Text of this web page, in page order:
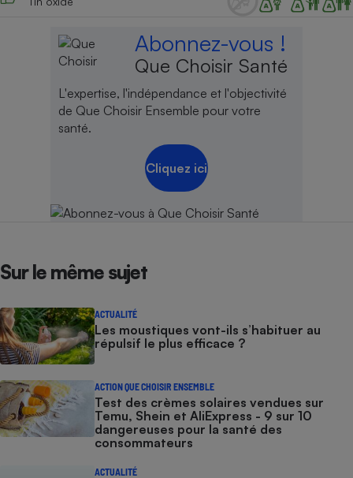
Abonnez-vous !
Que Choisir Santé
L'expertise, l'indépendance et l'objectivité
de Que Choisir Ensemble pour votre
santé.
Cliquez ici
Sur le même sujet
ACTUALITÉ
Les moustiques vont-ils s’habituer au
répulsif le plus efficace ?
ACTION QUE CHOISIR ENSEMBLE
Test des crèmes solaires vendues sur
Temu, Shein et AliExpress - 9 sur 10
dangereuses pour la santé des
consommateurs
ACTUALITÉ